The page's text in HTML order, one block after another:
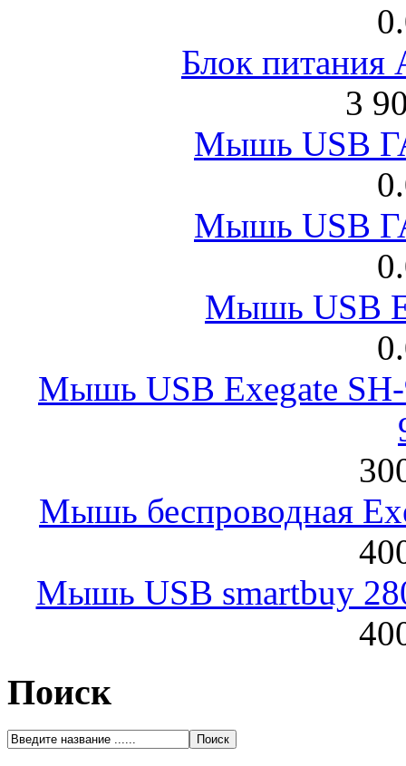
Блок питания
3
Мышь USB
Мышь USB
Мышь USB
Мышь USB Exegate
Мышь беспроводная
Мышь USB smartbuy
Поиск